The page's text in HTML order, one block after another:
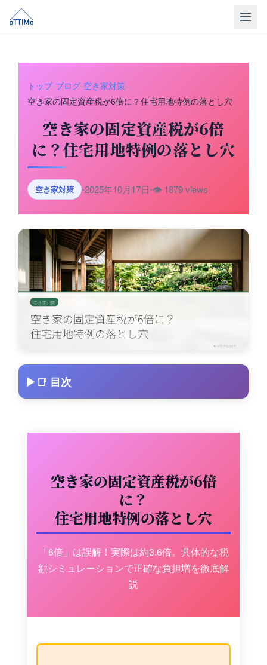
販売物件
リフォーム
会社概要
無料相談
トップ›ブログ›空き家対策›
空き家の固定資産税が6倍に？住宅用地特例の落とし穴
空き家の固定資産税が6倍
に？住宅用地特例の落とし穴
空き家対策 •2025年10月17日•👁️ 1879 views
📑 目次
空き家の固定資産税が6倍
に？
住宅用地特例の落とし穴
「6倍」は誤解！実際は約3.6倍。具体的な税
額シミュレーションで正確な負担増を徹底解
説